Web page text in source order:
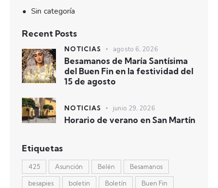
Sin categoría
Recent Posts
NOTICIAS agosto 6, 2026
Besamanos de María Santísima
del Buen Fin en la festividad del
15 de agosto
NOTICIAS junio 29, 2026
Horario de verano en San Martín
Etiquetas
425 Asunción Belén Besamanos
besapies boletin Boletín Buen Fin